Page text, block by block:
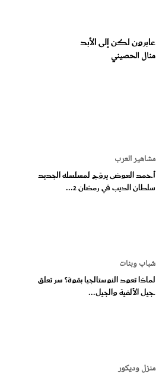
عابرون لكن إلى الأبد
منال الحصيني
مشاهير العرب
أحمد العوضى يروّج لمسلسله الجديد
سلطان الديب في رمضان 2...
شباب وبنات
لماذا تعود النوستالجيا بقوة؟ سر تعلق
جيل الألفية والجيل...
منزل وديكور